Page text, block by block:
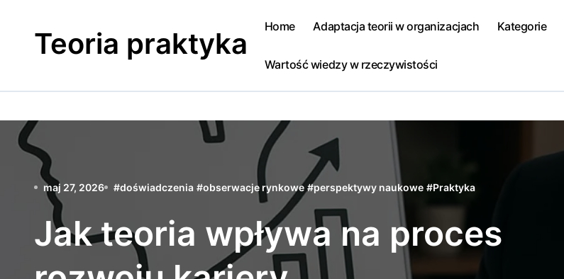
contentTeoria praktyka Home Adaptacja teorii w organizacjach Kategorie
Wartość wiedzy w rzeczywistości
maj 27, 2026 #doświadczenia #obserwacje rynkowe #perspektywy naukowe #Praktyka
Jak teoria wpływa na proces